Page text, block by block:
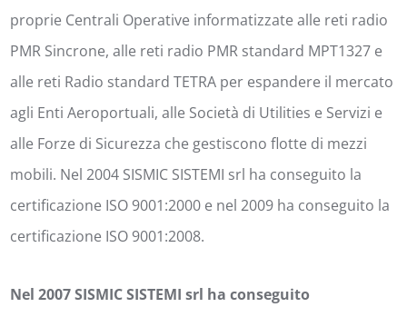
proprie Centrali Operative informatizzate alle reti radio
PMR Sincrone, alle reti radio PMR standard MPT1327 e
alle reti Radio standard TETRA per espandere il mercato
agli Enti Aeroportuali, alle Società di Utilities e Servizi e
alle Forze di Sicurezza che gestiscono flotte di mezzi
mobili. Nel 2004 SISMIC SISTEMI srl ha conseguito la
certificazione ISO 9001:2000 e nel 2009 ha conseguito la
certificazione ISO 9001:2008.
Nel 2007 SISMIC SISTEMI srl ha conseguito